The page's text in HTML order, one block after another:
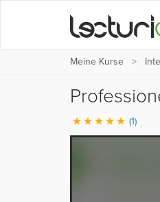
Meine Kurse
(1)